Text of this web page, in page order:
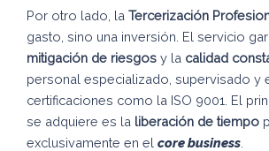
Por otro lado, laTercerización
gasto, sino una inversión. El servicio
mitigación de riesgos y la calidad
personal especializado, supervisado y
certificaciones como la ISO 9001. El
se adquiere es la liberación de tiempo
exclusivamente en elcore business